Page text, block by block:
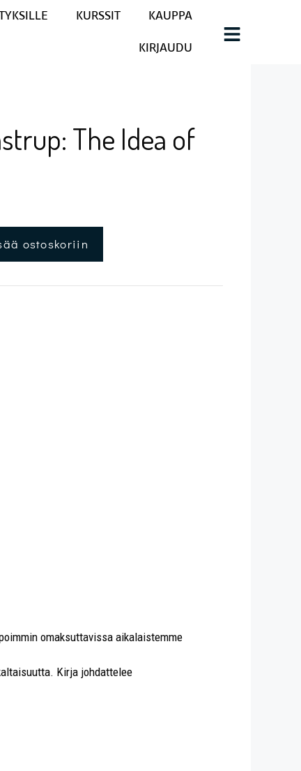
KURSSIT
KAUPPA
KIRJAUDU
The Idea of
ostoskoriin
omaksuttavissa aikalaistemme
Kirja johdattelee